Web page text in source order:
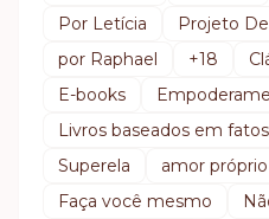
Por Letícia
Projeto
por Raphael
+18
E-books
Livros baseados em
Superela
amor próprio
Faça você mesmo